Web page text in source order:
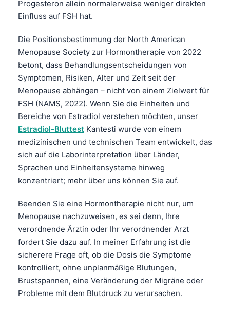
Progesteron allein normalerweise weniger direkten
Einfluss auf FSH hat.
Die Positionsbestimmung der North American
Menopause Society zur Hormontherapie von 2022
betont, dass Behandlungsentscheidungen von
Symptomen, Risiken, Alter und Zeit seit der
Menopause abhängen – nicht von einem Zielwert für
FSH (NAMS, 2022). Wenn Sie die Einheiten und
Bereiche von Estradiol verstehen möchten, unser
Estradiol-Bluttest Kantesti wurde von einem
medizinischen und technischen Team entwickelt, das
sich auf die Laborinterpretation über Länder,
Sprachen und Einheitensysteme hinweg
konzentriert; mehr über uns können Sie auf.
Beenden Sie eine Hormontherapie nicht nur, um
Menopause nachzuweisen, es sei denn, Ihre
verordnende Ärztin oder Ihr verordnender Arzt
fordert Sie dazu auf. In meiner Erfahrung ist die
sicherere Frage oft, ob die Dosis die Symptome
kontrolliert, ohne unplanmäßige Blutungen,
Brustspannen, eine Veränderung der Migräne oder
Probleme mit dem Blutdruck zu verursachen.
Українська
O‘zbekcha
Català
Қазақ тілі
Hrvatski
كوردی‎
پښتو
سنڌي
සිංහල
অসমীয়া
Galego
Latviešu valoda
Македонски јазик
Euskara
Gàidhlig
Occitan